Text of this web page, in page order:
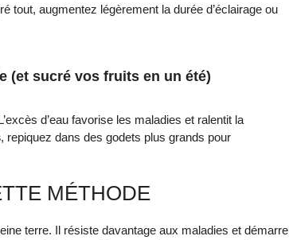
tout, augmentez légèrement la durée d’éclairage ou
(et sucré vos fruits en un été)
d’eau favorise les maladies et ralentit la
, repiquez dans des godets plus grands pour
MÉTHODE
terre. Il résiste davantage aux maladies et démarre